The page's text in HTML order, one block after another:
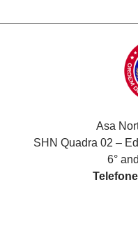
Asa
SHN Quadra 02 –
6°